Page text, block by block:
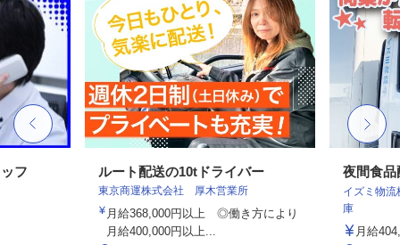
フ ルート配送の10tドライバー
東京商運株式会社 厚木営業所
月給368,000円以上 ◎働き方により
月給400,000円以上...
夜間食品
イズミ物
庫
月給